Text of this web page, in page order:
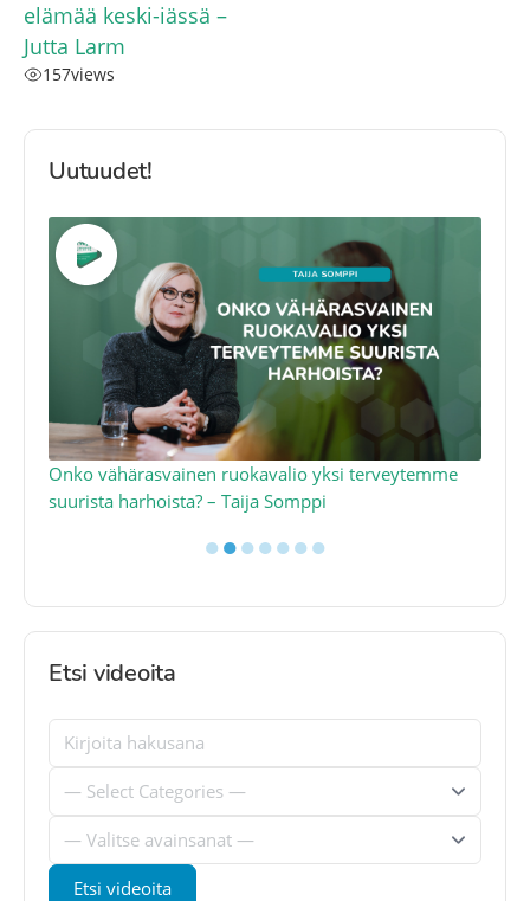
elämää keski-iässä –
Jutta Larm
157views
Uutuudet!
Onko vähärasvainen ruokavalio yksi terveytemme
suurista harhoista? – Taija Somppi
●●●●●●●
Etsi videoita